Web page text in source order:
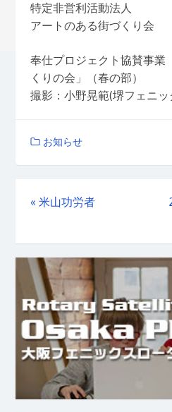
特定非営利活動法人
アートのある街づくり会
奉仕プロジェクト協賛事
くりの会」（春の部）
撮影：小野晃範(堺フェニッ
お知らせ
« 米山功労者